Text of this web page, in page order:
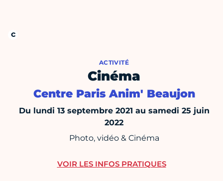
ACTIVITÉ
Cinéma
Centre Paris Anim' Beaujon
Du lundi 13 septembre 2021 au samedi 25 juin
2022
Photo, vidéo & Cinéma
VOIR LES INFOS PRATIQUES